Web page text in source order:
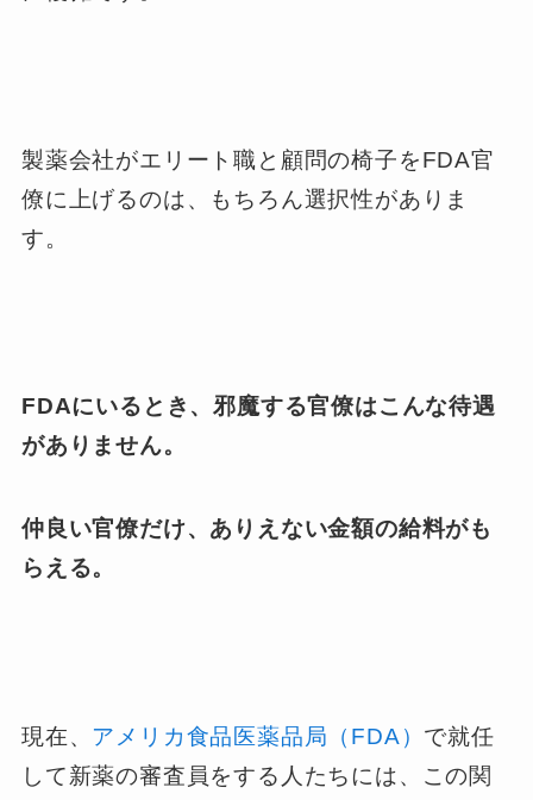
製薬会社がエリート職と顧問の椅子をFDA官
僚に上げるのは、もちろん選択性がありま
す。
FDAにいるとき、邪魔する官僚はこんな待遇
がありません。
仲良い官僚だけ、ありえない金額の給料がも
らえる。
現在、 アメリカ食品医薬品局（FDA） で就任
して新薬の審査員をする人たちには、この関